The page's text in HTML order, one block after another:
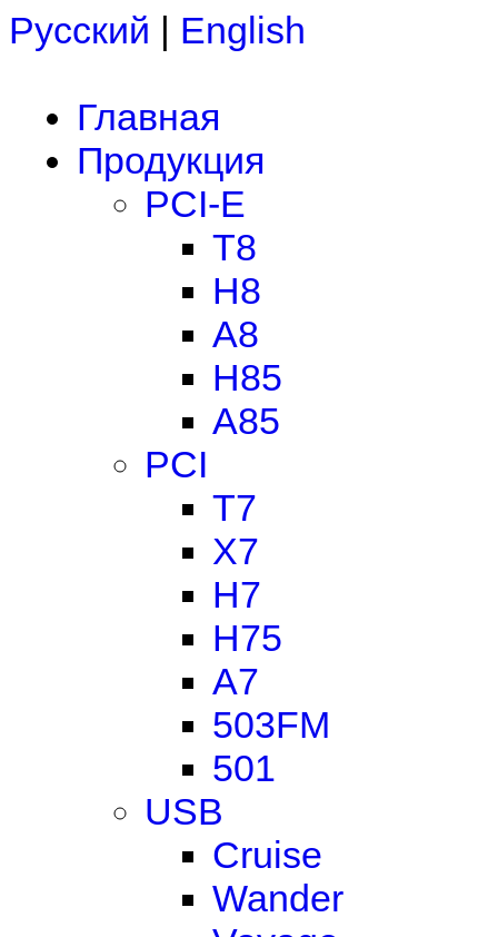
Русский | English
Главная
Продукция
PCI-E
T8
H8
A8
H85
A85
PCI
T7
X7
H7
H75
A7
503FM
501
USB
Cruise
Wander